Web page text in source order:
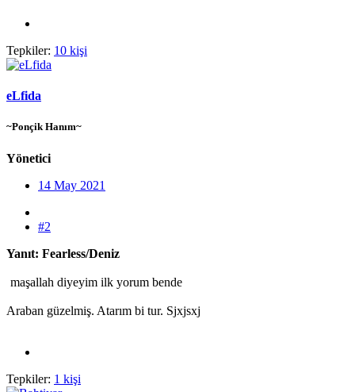
Tepkiler: 10 kişi
eLfida
~Ponçik Hanım~
Yönetici
14 May 2021
#2
Yanıt: Fearless/Deniz
maşallah diyeyim ilk yorum bende
Araban güzelmiş. Atarım bi tur. Sjxjsxj
Tepkiler: 1 kişi